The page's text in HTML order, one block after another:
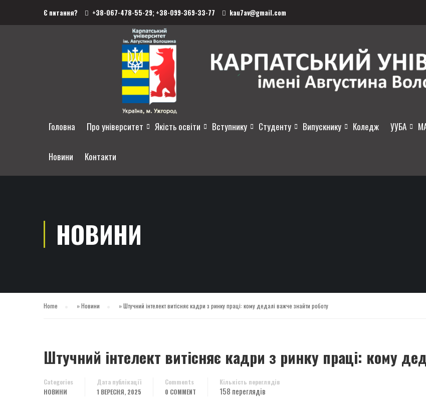
Є питання? +38-067-478-55-29; +38-099-369-33-77 kau7av@gmail.com
Головна Про університет Якість освіти Вступнику Студенту Випускнику Коледж УУБА
Новини Контакти
НОВИНИ
Home »Новини »Штучний інтелект витісняє кадри з ринку праці: кому дедалі важче знайти роботу
Штучний інтелект витісняє кадри з ринку праці: кому
Categories
НОВИНИ
Дата публікації
1 ВЕРЕСНЯ, 2025
Comments
0 COMMENT
Кількість переглядів
158 переглядів